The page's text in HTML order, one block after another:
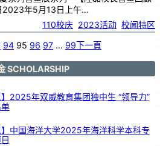
2023年5月13日上午…
110校庆 2023活动 校闻特区
94 95 96 97 … 99下一頁
SCHOLARSHIP
】2025年双威教育集团独中生 “领导力”
】中国海洋大学2025年海洋科学本科专